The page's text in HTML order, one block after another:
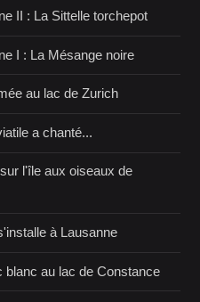
II : La Sittelle torchepot
I : La Mésange noire
au lac de Zurich
a chanté...
l'île aux oiseaux de
à Lausanne
blanc au lac de Constance